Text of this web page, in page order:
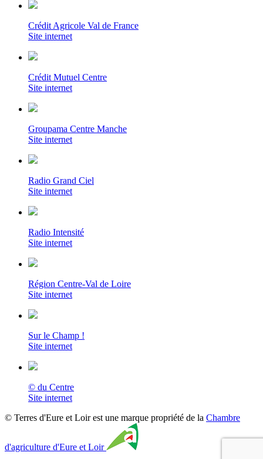
Crédit Agricole Val de France
Site internet
Crédit Mutuel Centre
Site internet
Groupama Centre Manche
Site internet
Radio Grand Ciel
Site internet
Radio Intensité
Site internet
Région Centre-Val de Loire
Site internet
Sur le Champ !
Site internet
© du Centre
Site internet
© Terres d'Eure et Loir est une marque propriété de la Chambre
d'agriculture d'Eure et Loir